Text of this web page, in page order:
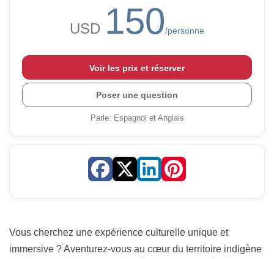
Vous cherchez une expérience culturelle unique et
immersive ? Aventurez-vous au cœur du territoire indigène
USD 150/personne
Voir les prix et réserver
Poser une question
Parle: Espagnol et Anglais